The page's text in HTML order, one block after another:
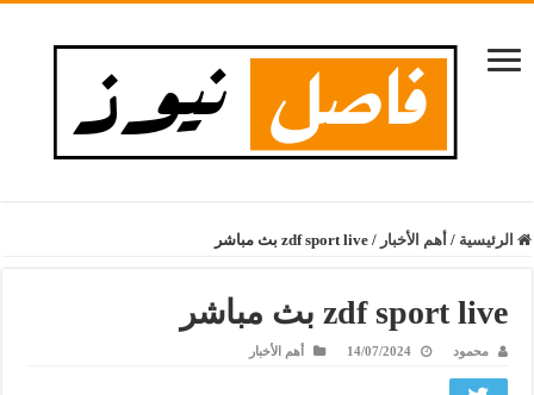
الرئيسية / أهم الأخبار / zdf sport live بث مباشر
zdf sport live بث مباشر
محمود 14/07/2024 أهم الأخبار